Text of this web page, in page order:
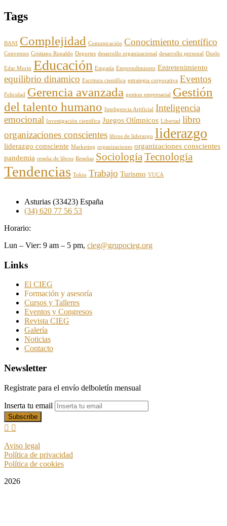
Tags
BANI Complejidad Comunicación Conocimiento científico
Convenios Cristiano Ronaldo Deportes desarrollo organizacional desarrollo personal Duelo
Edar Morin Educación Empatía Emprendimiento Entretenimiento
equilibrio dinamico Escritura científica estrategia corporativa Eventos
Felicidad Gerencia avanzada gestion empresarial
Gestión
del talento humano Inteligencia Artificial Inteligencia
emocional Investigación científica Juegos Olímpicos Libertad libro
organizaciones conscientes libros de liderazgo liderazgo
liderazgo consciente Marketing organizaciones organizaciones conscientes
pandemia reseña de libros Reseñas SociologíaTecnología
Tendencias Tokio Trabajo Turismo VUCA
Asturias (33423) España
(34) 620 77 56 53
Horario:
Lun – Vier: 9 am – 5 pm, cieg@grupocieg.org
Links
El CIEG
Formación y asesoría
Cursos y Talleres
Eventos y Congresos
Revista CIEG
Galería
Noticias
Contacto
Newsletter
Regístrate para el envío delboletín mensual
Inserta tu email
Aviso legal
Política de privacidad
Política de cookies
2026